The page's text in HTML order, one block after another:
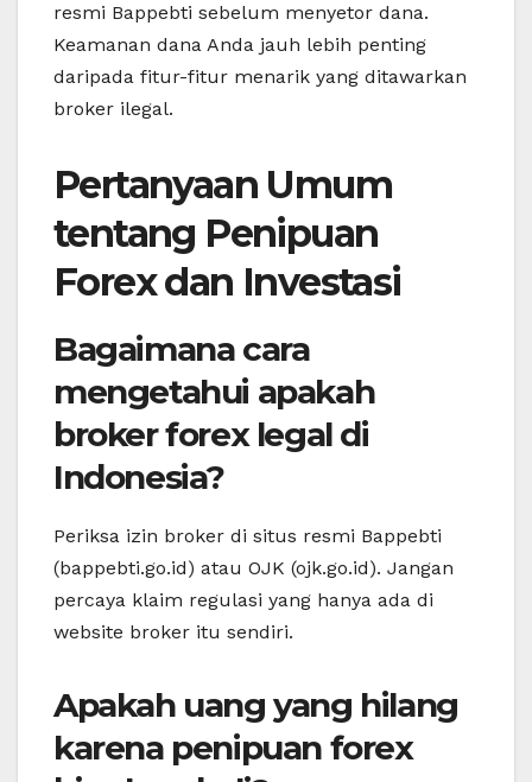
resmi Bappebti sebelum menyetor dana.
Keamanan dana Anda jauh lebih penting
daripada fitur-fitur menarik yang ditawarkan
broker ilegal.
Pertanyaan Umum
tentang Penipuan
Forex dan Investasi
Bagaimana cara
mengetahui apakah
broker forex legal di
Indonesia?
Periksa izin broker di situs resmi Bappebti
(bappebti.go.id) atau OJK (ojk.go.id). Jangan
percaya klaim regulasi yang hanya ada di
website broker itu sendiri.
Apakah uang yang hilang
karena penipuan forex